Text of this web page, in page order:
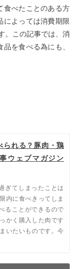
食べたことのある方
によっては消費期限
。この記事では、消
を食べる為にも、
られる？豚肉・鶏
ウェブマガジン
ぎてしまったことは
内に食べきってしま
ることができるので
かく購入した肉です
いたいものです。今